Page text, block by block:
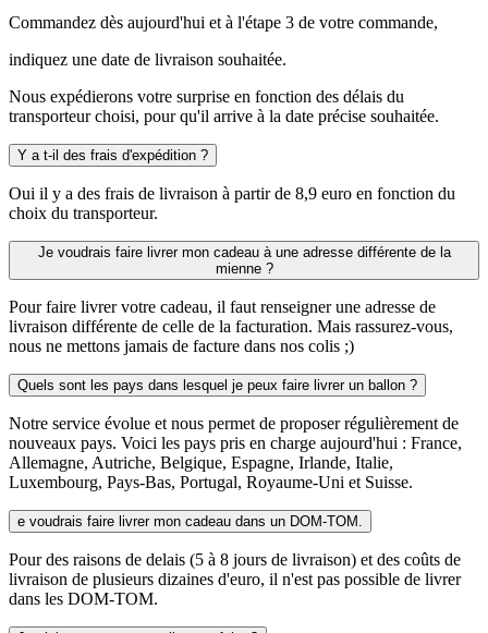
Commandez dès aujourd'hui et à l'étape 3 de votre commande,
indiquez une date de livraison souhaitée.
Nous expédierons votre surprise en fonction des délais du
transporteur choisi, pour qu'il arrive à la date précise souhaitée.
Y a t-il des frais d'expédition ?
Oui il y a des frais de livraison à partir de 8,9 euro en fonction du
choix du transporteur.
Je voudrais faire livrer mon cadeau à une adresse différente de la
mienne ?
Pour faire livrer votre cadeau, il faut renseigner une adresse de
livraison différente de celle de la facturation. Mais rassurez-vous,
nous ne mettons jamais de facture dans nos colis ;)
Quels sont les pays dans lesquel je peux faire livrer un ballon ?
Notre service évolue et nous permet de proposer régulièrement de
nouveaux pays. Voici les pays pris en charge aujourd'hui : France,
Allemagne, Autriche, Belgique, Espagne, Irlande, Italie,
Luxembourg, Pays-Bas, Portugal, Royaume-Uni et Suisse.
e voudrais faire livrer mon cadeau dans un DOM-TOM.
Pour des raisons de delais (5 à 8 jours de livraison) et des coûts de
livraison de plusieurs dizaines d'euro, il n'est pas possible de livrer
dans les DOM-TOM.